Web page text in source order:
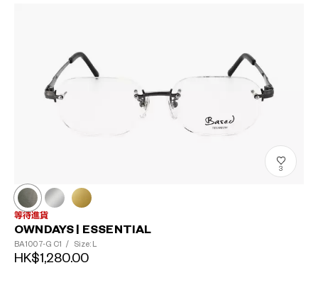
3
等待進貨
OWNDAYS | ESSENTIAL
BA1007-G C1 / Size: L
HK$1,280.00